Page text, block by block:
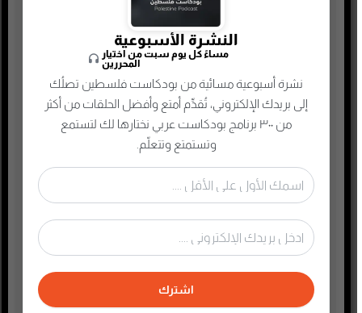
سياسة واقتصاد
صحافة وإعلام جديد
صناعة المحتوى
علوم وصحة
غير مصنف
فكر وفلسفة
فلسطين
فنون وترفيه
قرآن كريم ومحاضرات
النشرة الأسبوعية
مساءً كل يوم سبت من اختيار
المحررين
نشرة أسبوعية مسائية من بودكاست فلسطين تصلُك
إلى بريدك الإلكتروني، تُقدِّم أمتع وأفضل الحلقات من أكثر
من ٣٠٠ برنامج بودكاست عربي نختارها لك لتستمع
وتستمتع وتتعلّم.
اشترك